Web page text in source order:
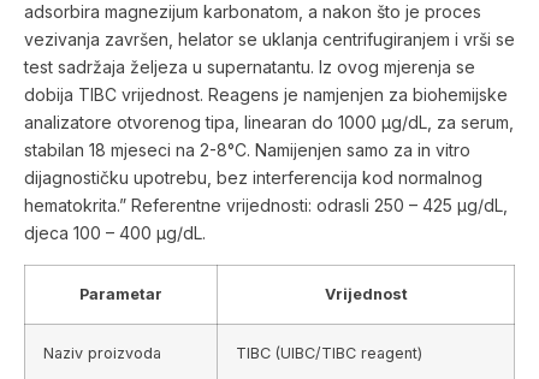
adsorbira magnezijum karbonatom, a nakon što je proces
vezivanja završen, helator se uklanja centrifugiranjem i vrši se
test sadržaja željeza u supernatantu. Iz ovog mjerenja se
dobija TIBC vrijednost. Reagens je namjenjen za biohemijske
analizatore otvorenog tipa, linearan do 1000 µg/dL, za serum,
stabilan 18 mjeseci na 2-8°C. Namijenjen samo za in vitro
dijagnostičku upotrebu, bez interferencija kod normalnog
hematokrita.” Referentne vrijednosti: odrasli 250 – 425 µg/dL,
djeca 100 – 400 µg/dL.
Parametar Vrijednost
Naziv proizvoda TIBC (UIBC/TIBC reagent)